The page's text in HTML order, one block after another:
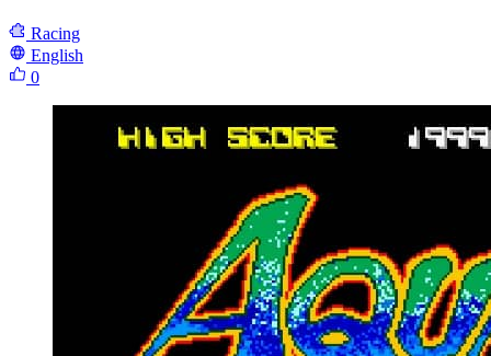
Racing
English
0